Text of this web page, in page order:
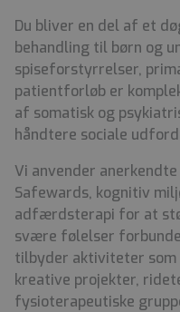
Du bliver en del af et
behandling til børn og
spiseforstyrrelser,
patientforløb er
af somatisk og
håndtere sociale
Vi anvender
Safewards, kognitiv
adfærdsterapi for at
svære følelser
tilbyder aktiviteter som
kreative projekter,
fysioterapeutiske